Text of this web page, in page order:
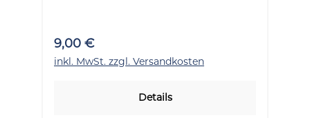
9,00 €
inkl. MwSt. zzgl. Versandkosten
Details